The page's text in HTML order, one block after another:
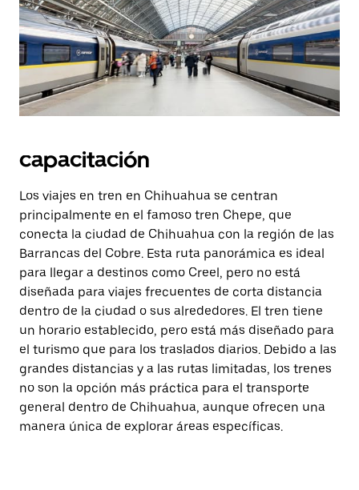
capacitación
Los viajes en tren en Chihuahua se centran
principalmente en el famoso tren Chepe, que
conecta la ciudad de Chihuahua con la región de las
Barrancas del Cobre. Esta ruta panorámica es ideal
para llegar a destinos como Creel, pero no está
diseñada para viajes frecuentes de corta distancia
dentro de la ciudad o sus alrededores. El tren tiene
un horario establecido, pero está más diseñado para
el turismo que para los traslados diarios. Debido a las
grandes distancias y a las rutas limitadas, los trenes
no son la opción más práctica para el transporte
general dentro de Chihuahua, aunque ofrecen una
manera única de explorar áreas específicas.